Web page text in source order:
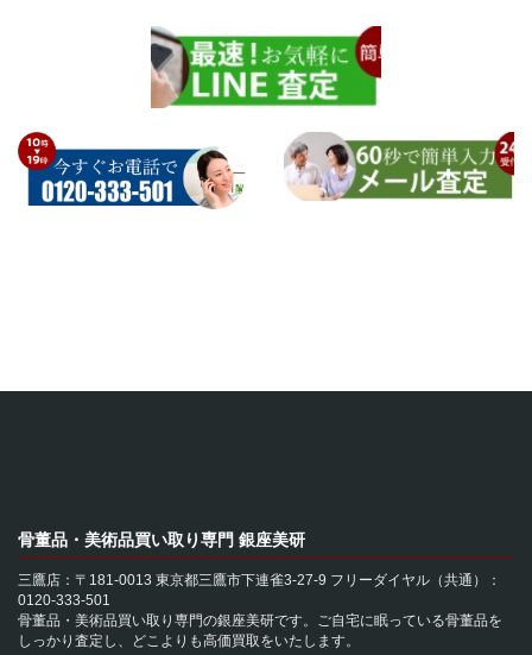
骨董品・美術品買い取り専門 銀座美研
三鷹店：〒181-0013 東京都三鷹市下連雀3-27-9 フリーダイヤル（共通）：
0120-333-501
骨董品・美術品買い取り専門の銀座美研です。ご自宅に眠っている骨董品を
しっかり査定し、どこよりも高価買取をいたします。